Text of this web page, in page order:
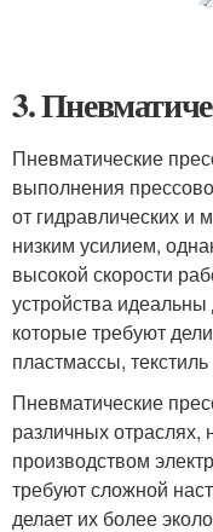
3.
Пневматические
выполнения
от гидравлических и
низким усилием,
высокой скорости
устройства
которые требуют
пластмассы,
Пневматические
различных отраслях,
производством
требуют сложной
делает их более